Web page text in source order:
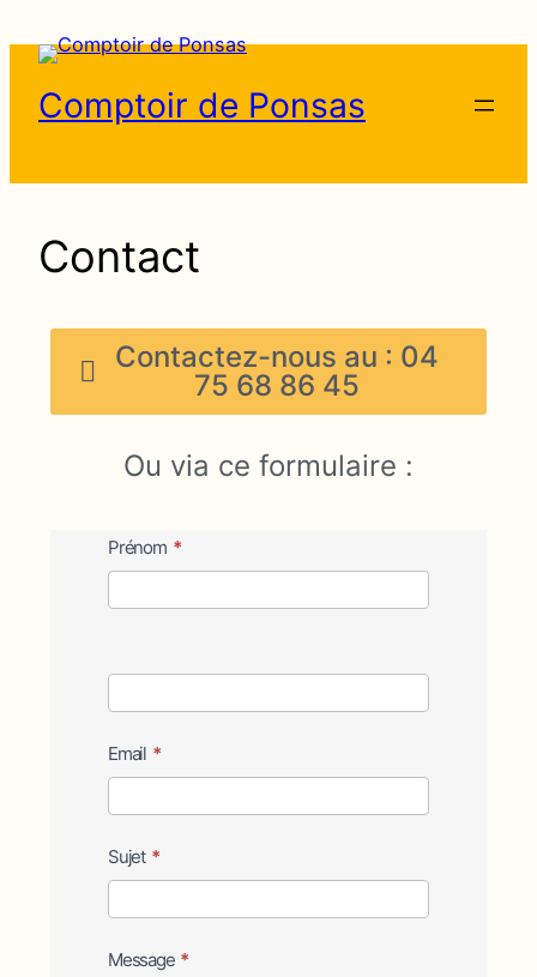
Comptoir de Ponsas
Contact
Contactez-nous au : 04
75 68 86 45
Ou via ce formulaire :
Contact
Us
Prénom *
Email *
Sujet *
Message *